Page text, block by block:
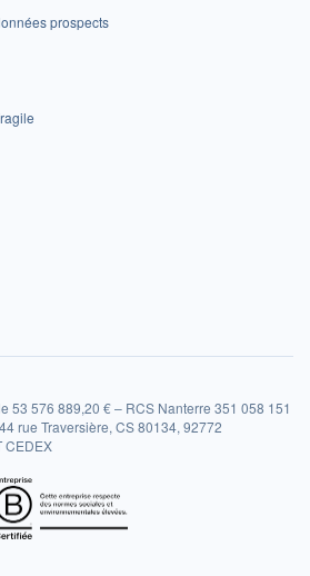
prospects
53 576 889,20 € – RCS Nanterre 351 058 151
rue Traversière, CS 80134, 92772
CEDEX